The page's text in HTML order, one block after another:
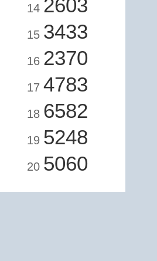
14 2603
15 3433
16 2370
17 4783
18 6582
19 5248
20 5060